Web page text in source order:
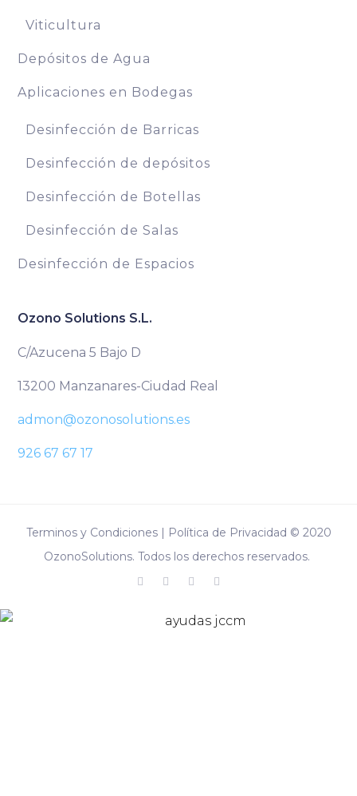
Viticultura
Depósitos de Agua
Aplicaciones en Bodegas
Desinfección de Barricas
Desinfección de depósitos
Desinfección de Botellas
Desinfección de Salas
Desinfección de Espacios
Ozono Solutions S.L.
C/Azucena 5 Bajo D
13200 Manzanares-Ciudad Real
admon@ozonosolutions.es
926 67 67 17
Terminos y Condiciones | Política de Privacidad © 2020
OzonoSolutions. Todos los derechos reservados.